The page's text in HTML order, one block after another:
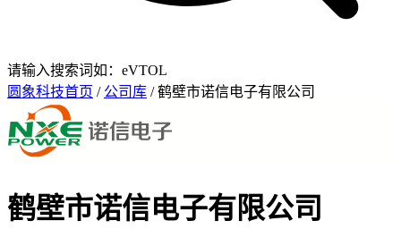
请输入搜索词如：eVTOL
圆象科技首页 / 公司库 / 鹤壁市诺信电子有限公司
鹤壁市诺信电子有限公司